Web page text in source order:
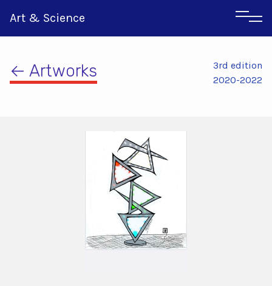
Art & Science
← Artworks
3rd edition
2020-2022